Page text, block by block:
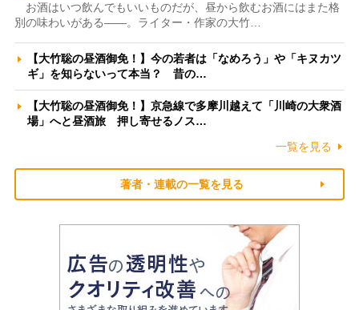
お酒はいつ飲んでもいいものだが、昼から飲むお酒にはまた格
別の味わいがある――。ライター・作家の大竹…
【大竹聡の昼酒御免！】今の若者は「なめろう」や「キヌカツ
ギ」を知らないって本当？ 昔の…
【大竹聡の昼酒御免！】京急線で多摩川越えて「川崎の大衆酒
場」へと昼酒旅 押し寄せるノス…
一覧を見る
著者・連載の一覧を見る